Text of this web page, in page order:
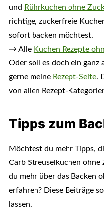
und Rührkuchen ohne
richtige, zuckerfreie
sofort backen möchtest.
→ Alle Kuchen Rezepte
Oder soll es doch ein ganz
gerne meine Rezept-Seite.
von allen Rezept-
Tipps zum
Möchtest du mehr Tipps,
Carb Streuselkuchen
du mehr über das Backen
erfahren? Diese Beiträge
lassen.